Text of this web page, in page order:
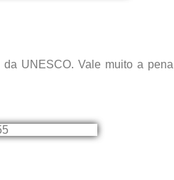
UNESCO. Vale muito a pena